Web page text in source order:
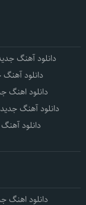
دانلود آهنگ
دانلود
دانلود اهنگ
دانلود آهنگ
دانلود
دانلود اهنگ